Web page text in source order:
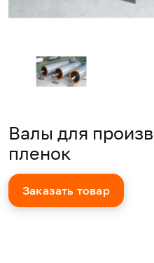
Валы для
пленок
Заказать товар